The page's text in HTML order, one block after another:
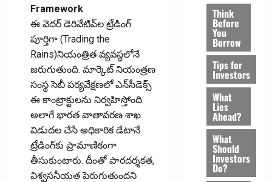
Framework
ఈ వెదర్‌ డెరివేటివ్‌ల ట్రేడింగ్‌
పూర్తిగా (Trading the
Rains)నియంత్రిత వ్యవస్థలోనే
జరుగుతుంది. మార్కెట్‌ నియంత్రణ
సంస్థ సెబీ పర్యవేక్షణలో ఎన్‌సీడెక్స్‌
ఈ కాంట్రాక్టులను నిర్వహిస్తోంది.
అలాగే భారత వాతావరణ శాఖ
విడుదల చేసే అధికారిక డేటానే
ట్రేడింగ్‌కు ప్రామాణికంగా
తీసుకుంటారు. దీంతో పారదర్శకత,
విశ్వసనీయత పెరుగుతుందని
Think
Before
You
Borrow
Tips for
Investors
What
Lies
Ahead?
What
Should
Investors
Do?